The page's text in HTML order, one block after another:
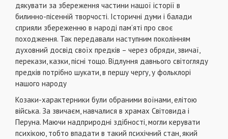
дякувати за збереження частини нашої історії в
билинно-пісенній творчості. Історичні думи і балади
сприяли збереженню в народі пам’яті про своє
походження. Так передавали наступним поколінням
духовний досвід своїх предків – через обряди, звичаї,
перекази, казки, пісні тощо. Відлуння давнього світогляду
предків потрібно шукати, в першу чергу, у фольклорі
нашого народу
Козаки-характерники були обраними воїнами, елітою
війська. За звичаєм, навчалися в храмах Світовида і
Перуна. Маючи надприродні здібності, могли керувати
психікою, тобто впадати в такий психічний стан, який